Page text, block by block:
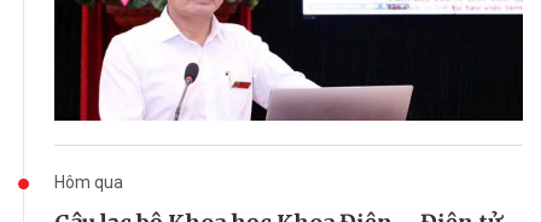
Hôm qua